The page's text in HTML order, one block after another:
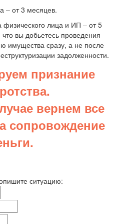
– от 3 месяцев.
физического лица и ИП – от 5
вы добьетесь проведения
имущества сразу, а не после
задолженности.
признание
вернем все
сопровождение
ситуацию: